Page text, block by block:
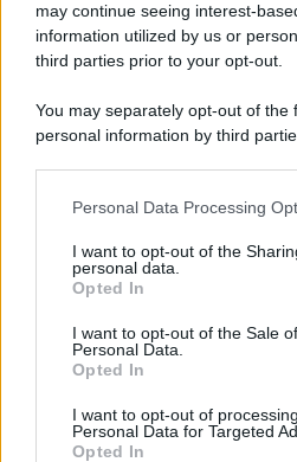
may continue seeing interest-
information utilized by us or
third parties prior to your opt-out.
You may separately opt-out of the
personal information by third
This information may also be
disclose it to other third parties.
Please note that this website/app
services and may gather and
not limited to your visit or usage
grant or deny consent to Google
consent section.
Personal Data Processing
I want to opt-out of the
personal data.
Opted In
I want to opt-out of the Sale
Personal Data.
Opted In
I want to opt-out of
Personal Data for Targeted
Opted In
Lgbtqia News
Motors Magazine 365
Home Magazine 365
Cineverse Magazine
InvestirMag
Investieren24